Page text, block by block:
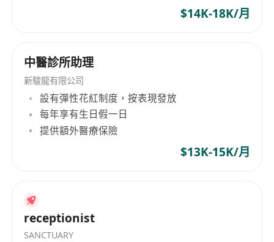
$14K-18K/月
中醫診所助理
新駿龍有限公司
設有彈性花紅制度，按表現發放
每年享有生日假一日
提供額外醫療保險
$13K-15K/月
receptionist
SANCTUARY